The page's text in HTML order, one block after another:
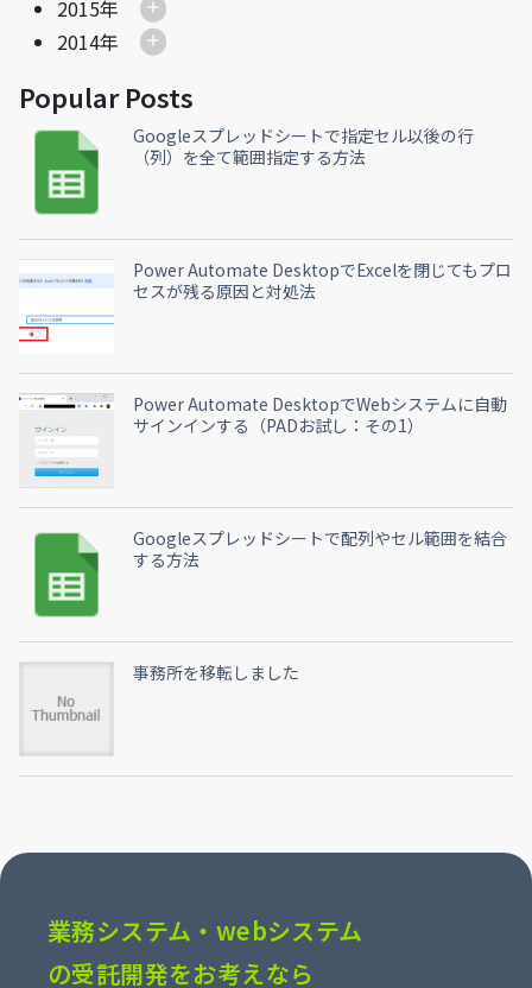
2015年
2014年
Popular Posts
Googleスプレッドシートで指定セル以後の行
（列）を全て範囲指定する方法
Power Automate DesktopでExcelを閉じてもプロ
セスが残る原因と対処法
Power Automate DesktopでWebシステムに自動
サインインする（PADお試し：その1）
Googleスプレッドシートで配列やセル範囲を結合
する方法
事務所を移転しました
業務システム・webシステム
の受託開発をお考えなら